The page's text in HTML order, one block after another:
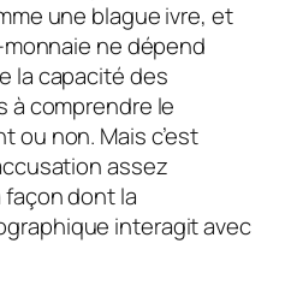
une blague ivre, et
ne dépend
la capacité des
à comprendre le
ou non. Mais c’est
assez
dont la
interagit avec